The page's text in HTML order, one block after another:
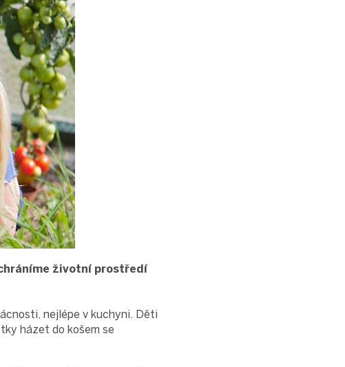
životní prostředí
nejlépe v kuchyni. Děti
házet do košem se